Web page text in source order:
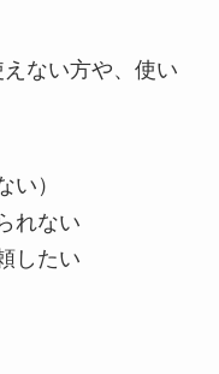
ない方や、使い
い）
れない
したい